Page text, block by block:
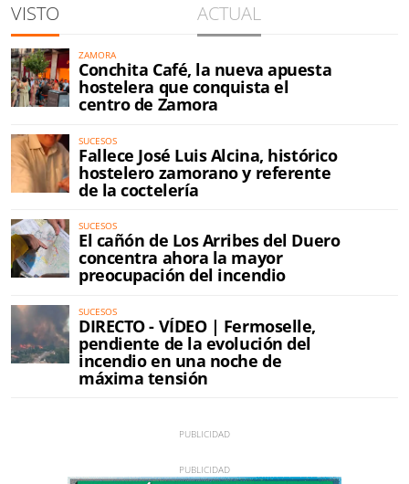
VISTO ACTUAL
ZAMORA
Conchita Café, la nueva apuesta
hostelera que conquista el
centro de Zamora
SUCESOS
Fallece José Luis Alcina, histórico
hostelero zamorano y referente
de la coctelería
SUCESOS
El cañón de Los Arribes del Duero
concentra ahora la mayor
preocupación del incendio
SUCESOS
DIRECTO - VÍDEO | Fermoselle,
pendiente de la evolución del
incendio en una noche de
máxima tensión